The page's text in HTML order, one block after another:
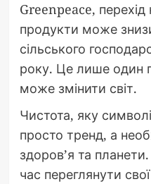
Greenpeace, перехід
продукти може
сільського
року. Це лише один
може змінити світ.
Чистота, яку
просто тренд, а
здоров’я та
час переглянути